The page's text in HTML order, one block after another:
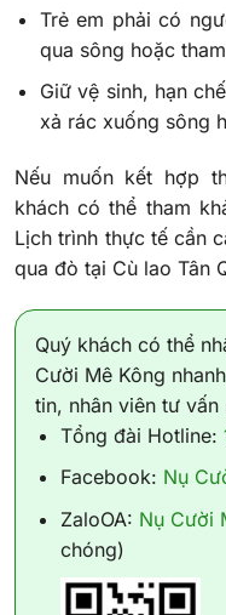
Trẻ em phải có
qua sông hoặc
Giữ vệ sinh, hạn
xả rác xuống sông
Nếu muốn kết hợp
khách có thể tham
Lịch trình thực tế cần
qua đò tại Cù lao Tân
Quý khách có thể
Cười Mê Kông
tin, nhân viên tư
Tổng đài Hotline:
Facebook: Nụ
ZaloOA: Nụ Cười
chóng)